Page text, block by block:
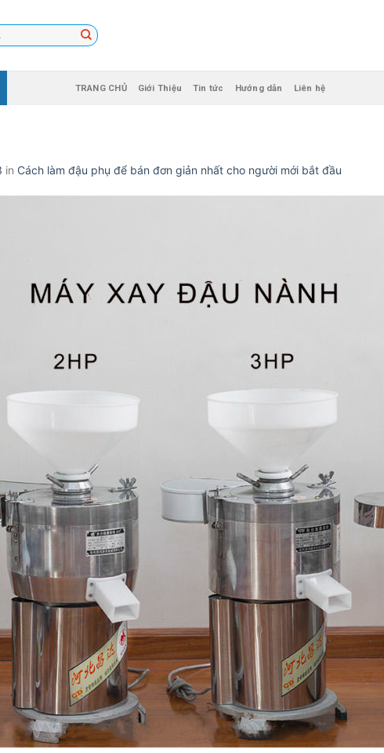
TRANG CHỦ Giới Thiệu Tin tức Hướng dẫn Liên hệ
in Cách làm đậu phụ để bán đơn giản nhất cho người mới bắt đầu